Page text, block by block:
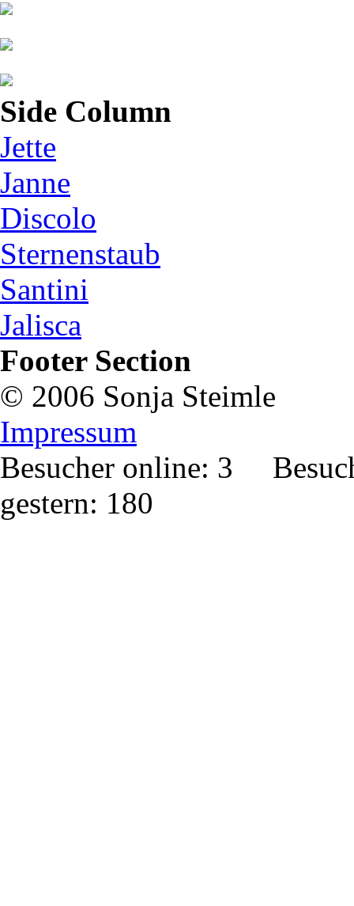
Side Column
Jette
Janne
Discolo
Sternenstaub
Santini
Jalisca
Footer Section
© 2006 Sonja Steimle
Impressum
Besucher online: 3
gestern: 180